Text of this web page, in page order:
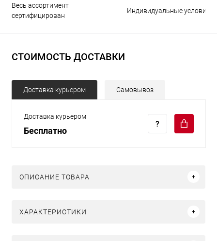
Весь ассортимент
сертифицирован
Индивидуальные условия
СТОИМОСТЬ ДОСТАВКИ
Доставка курьером Самовывоз
Доставка курьером
Бесплатно
ОПИСАНИЕ ТОВАРА
ХАРАКТЕРИСТИКИ